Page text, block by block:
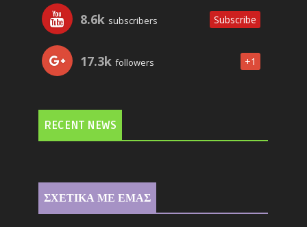
8.6k subscribers Subscribe
17.3k followers +1
RECENT NEWS
ΣΧΕΤΙΚΑ ΜΕ ΕΜΑΣ